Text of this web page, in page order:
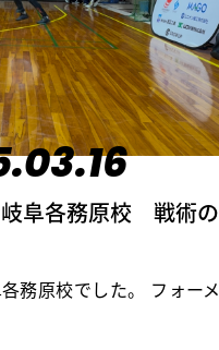
阜各務原校 戦術の
務原校でした。 フォー